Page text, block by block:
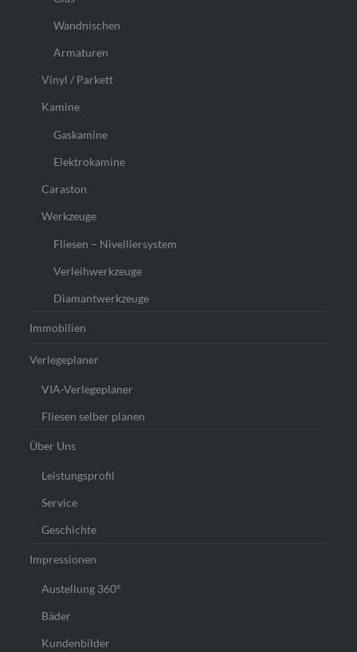
Wandnischen
Armaturen
Vinyl / Parkett
Kamine
Gaskamine
Elektrokamine
Caraston
Werkzeuge
Fliesen – Nivelliersystem
Verleihwerkzeuge
Diamantwerkzeuge
Immobilien
Verlegeplaner
VIA-Verlegeplaner
Fliesen selber planen
Über Uns
Leistungsprofil
Service
Geschichte
Impressionen
Austellung 360°
Bäder
Kundenbilder